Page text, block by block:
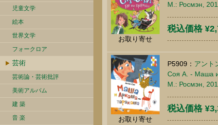
児童文学
絵本
世界文学
フォークロア
芸術
芸術論・芸術批評
美術アルバム
建 築
音 楽
お取り寄せ
М.: Росмэн,
税込価格
お取り寄せ
P5909： アント
Соя А. - Маша и
М.: Росмэн,
税込価格